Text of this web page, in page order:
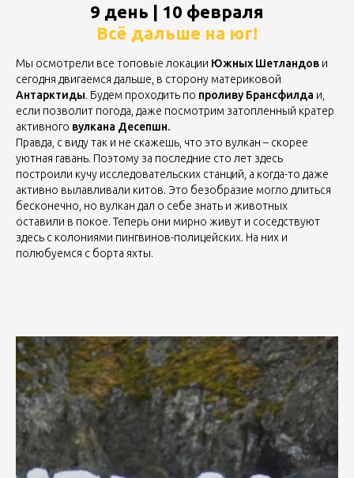
9 день | 10 февраля
Всё дальше на юг!
Мы осмотрели все топовые локации Южных Шетландов и
сегодня двигаемся дальше, в сторону материковой
Антарктиды. Будем проходить по проливу Брансфилда и,
если позволит погода, даже посмотрим затопленный кратер
активного вулкана Десепшн.
Правда, с виду так и не скажешь, что это вулкан – скорее
уютная гавань. Поэтому за последние сто лет здесь
построили кучу исследовательских станций, а когда-то даже
активно вылавливали китов. Это безобразие могло длиться
бесконечно, но вулкан дал о себе знать и животных
оставили в покое. Теперь они мирно живут и соседствуют
здесь с колониями пингвинов-полицейских. На них и
полюбуемся с борта яхты.